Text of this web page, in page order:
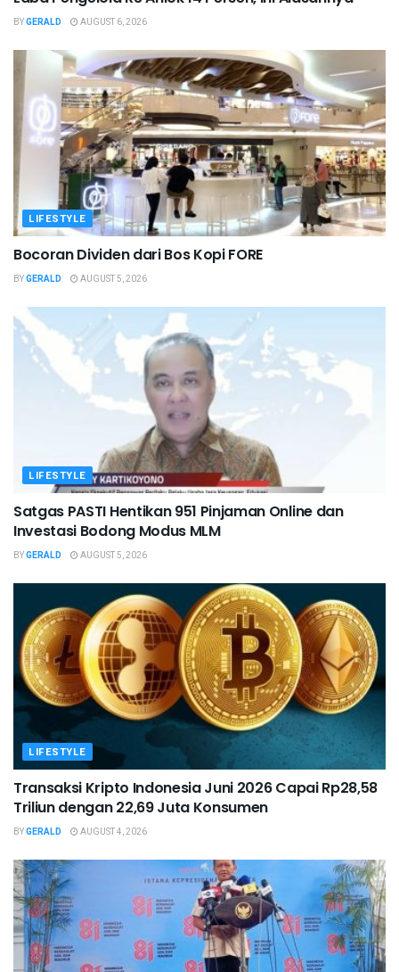
BYGERALD AUGUST 6, 2026
LIFESTYLE
Bocoran Dividen dari Bos Kopi FORE
BYGERALD AUGUST 5, 2026
LIFESTYLE
Satgas PASTI Hentikan 951 Pinjaman Online dan
Investasi Bodong Modus MLM
BYGERALD AUGUST 5, 2026
LIFESTYLE
Transaksi Kripto Indonesia Juni 2026 Capai Rp28,58
Triliun dengan 22,69 Juta Konsumen
BYGERALD AUGUST 4, 2026